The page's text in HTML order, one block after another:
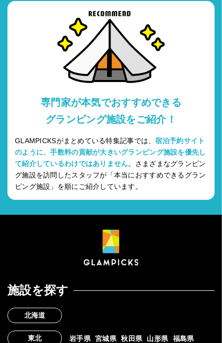
専門家が本気でおすすめできる
グランピング施設をご紹介！
GLAMPICKSがまとめている特集記事では、宿泊予約サイト
のように、手数料の貢献が大きいグランピング施設を優先し
て紹介しているわけではありません。 さまざまなグランピン
グ施設を訪問したスタッフが「本当におすすめできるグラン
ピング施設」を順にご紹介しています。
施設を探す
北海道
東北 岩手県 宮城県 秋田県 山形県 福島県